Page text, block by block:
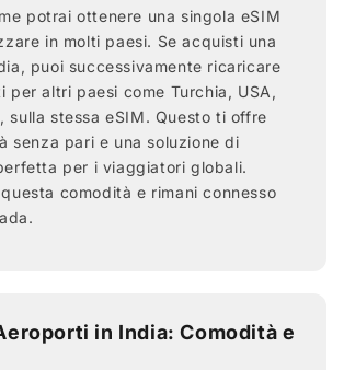
potrai ottenere una singola eSIM
in molti paesi. Se acquisti una
puoi successivamente ricaricare
per altri paesi come Turchia, USA,
sulla stessa eSIM. Questo ti offre
senza pari e una soluzione di
per i viaggiatori globali.
comodità e rimani connesso
in India: Comodità e